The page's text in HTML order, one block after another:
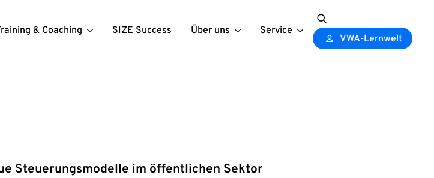
& Coaching SIZE Success Über uns Service
Search
for:
VWA-Lernwelt
Steuerungsmodelle im öffentlichen Sektor